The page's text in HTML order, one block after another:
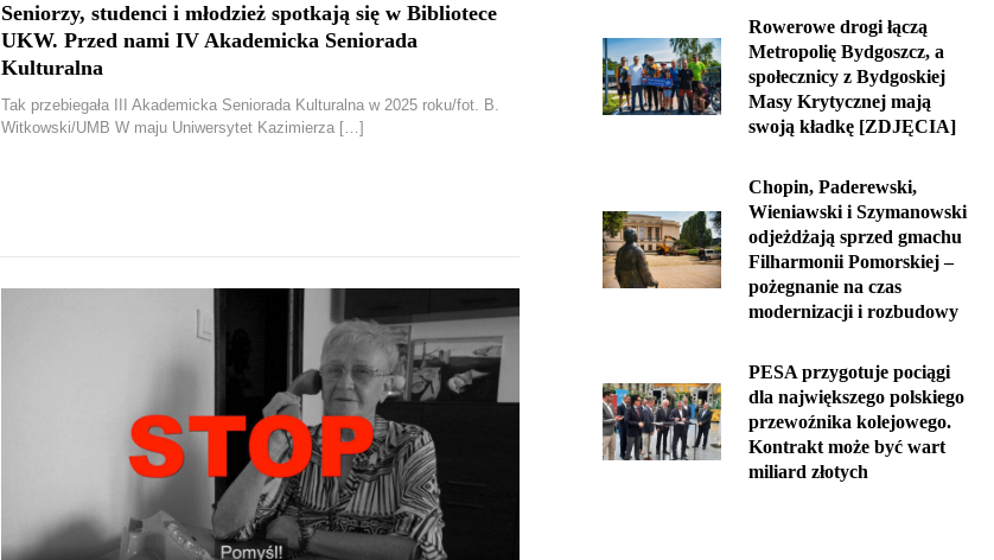
Seniorzy, studenci i młodzież spotkają się w Bibliotece
UKW. Przed nami IV Akademicka Seniorada
Kulturalna
Tak przebiegała III Akademicka Seniorada Kulturalna w 2025 roku/fot. B.
Witkowski/UMB W maju Uniwersytet Kazimierza […]
Rowerowe drogi łączą
Metropolię Bydgoszcz, a
społecznicy z Bydgoskiej
Masy Krytycznej mają
swoją kładkę [ZDJĘCIA]
Chopin, Paderewski,
Wieniawski i Szymanowski
odjeżdżają sprzed gmachu
Filharmonii Pomorskiej –
pożegnanie na czas
modernizacji i rozbudowy
PESA przygotuje pociągi
dla największego polskiego
przewoźnika kolejowego.
Kontrakt może być wart
miliard złotych